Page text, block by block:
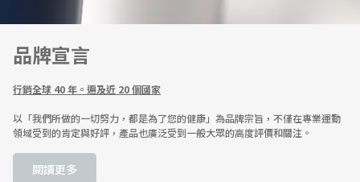
品牌宣言
行銷全球 40 年。遍及近 20 個國家
以「我們所做的一切努力，都是為了您的健康」為品牌宗旨，不僅在專業運動
領域受到的肯定與好評，產品也廣泛受到一般大眾的高度評價和關注。
閱讀更多